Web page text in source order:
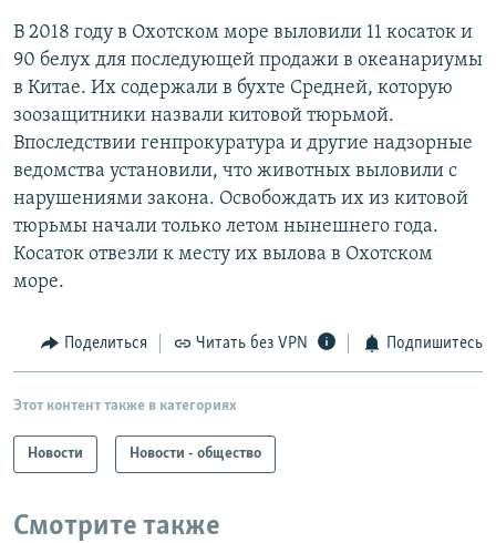
В 2018 году в Охотском море выловили 11 косаток и
90 белух для последующей продажи в океанариумы
в Китае. Их содержали в бухте Средней, которую
зоозащитники назвали китовой тюрьмой.
Впоследствии генпрокуратура и другие надзорные
ведомства установили, что животных выловили с
нарушениями закона. Освобождать их из китовой
тюрьмы начали только летом нынешнего года.
Косаток отвезли к месту их вылова в Охотском
море.
Поделиться Читать без VPN Подпишитесь
Этот контент также в категориях
Новости Новости - общество
Смотрите также